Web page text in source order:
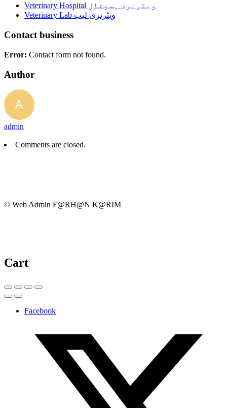
Veterinary Hospital ویٹرنری ہسپتال
Veterinary Lab ویٹرنری لیب
Contact business
Error: Contact form not found.
Author
admin
Comments are closed.
© Web Admin F@RH@N K@RIM
Cart
Facebook